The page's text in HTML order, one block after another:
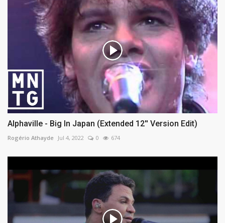
Alphaville - Big In Japan (Extended 12'' Version Edit)
Rogério Athayde Jul 4, 2022 0 674